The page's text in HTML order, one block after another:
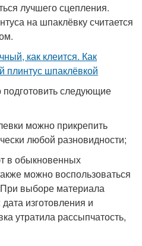
лучшего сцепления.
на шпаклёвку считается
следующие
можно прикрепить
любой разновидности;
в обыкновенных
можно воспользоваться
выборе материала
изготовления и
утратила рассыпчатость,